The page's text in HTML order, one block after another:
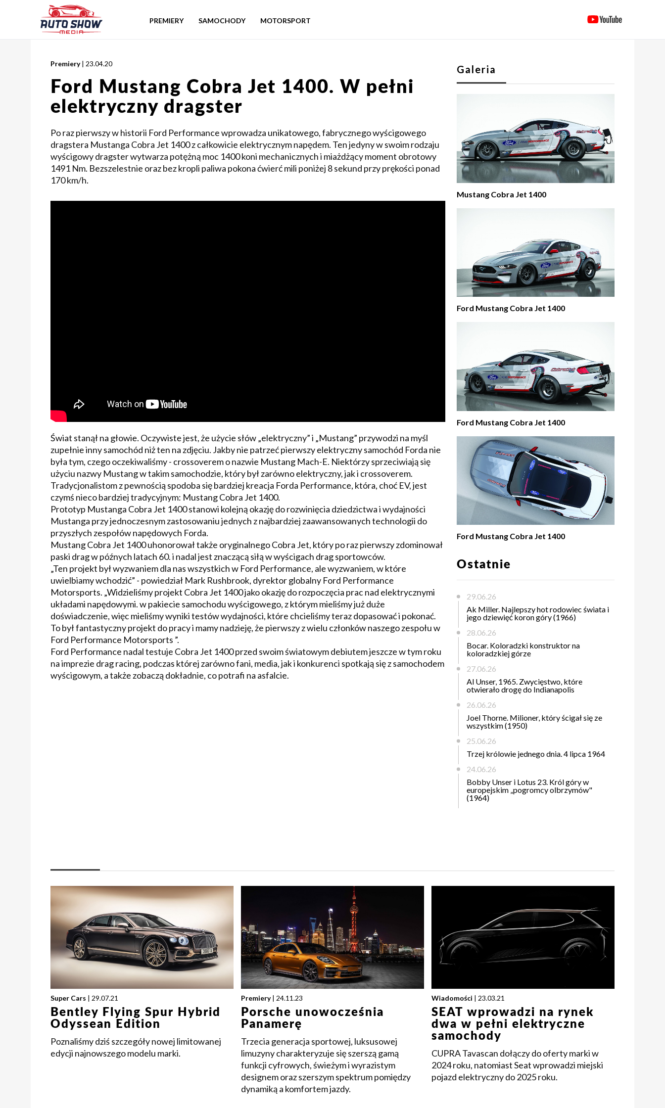
PREMIERY SAMOCHODY MOTORSPORT
Premiery | 23.04.20
Ford Mustang Cobra Jet 1400. W pełni
elektryczny dragster
Po raz pierwszy w historii Ford Performance wprowadza unikatowego, fabrycznego wyścigowego
dragstera Mustanga Cobra Jet 1400 z całkowicie elektrycznym napędem. Ten jedyny w swoim rodzaju
wyścigowy dragster wytwarza potężną moc 1400 koni mechanicznych i miażdżący moment obrotowy
1491 Nm. Bezszelestnie oraz bez kropli paliwa pokona ćwierć mili poniżej 8 sekund przy prękości ponad
170 km/h.
Świat stanął na głowie. Oczywiste jest, że użycie słów „elektryczny” i „Mustang” przywodzi na myśl
zupełnie inny samochód niż ten na zdjęciu. Jakby nie patrzeć pierwszy elektryczny samochód Forda nie
była tym, czego oczekiwaliśmy - crossoverem o nazwie Mustang Mach-E. Niektórzy sprzeciwiają się
użyciu nazwy Mustang w takim samochodzie, który był zarówno elektryczny, jak i crossoverem.
Tradycjonalistom z pewnością spodoba się bardziej kreacja Forda Performance, która, choć EV, jest
czymś nieco bardziej tradycyjnym: Mustang Cobra Jet 1400.
Prototyp Mustanga Cobra Jet 1400 stanowi kolejną okazję do rozwinięcia dziedzictwa i wydajności
Mustanga przy jednoczesnym zastosowaniu jednych z najbardziej zaawansowanych technologii do
przyszłych zespołów napędowych Forda.
Mustang Cobra Jet 1400 uhonorował także oryginalnego Cobra Jet, który po raz pierwszy zdominował
paski drag w późnych latach 60. i nadal jest znaczącą siłą w wyścigach drag sportowców.
„Ten projekt był wyzwaniem dla nas wszystkich w Ford Performance, ale wyzwaniem, w które
uwielbiamy wchodzić” - powiedział Mark Rushbrook, dyrektor globalny Ford Performance
Motorsports. „Widzieliśmy projekt Cobra Jet 1400 jako okazję do rozpoczęcia prac nad elektrycznymi
układami napędowymi. w pakiecie samochodu wyścigowego, z którym mieliśmy już duże
doświadczenie, więc mieliśmy wyniki testów wydajności, które chcieliśmy teraz dopasować i pokonać.
To był fantastyczny projekt do pracy i mamy nadzieję, że pierwszy z wielu członków naszego zespołu w
Ford Performance Motorsports ”.
Ford Performance nadal testuje Cobra Jet 1400 przed swoim światowym debiutem jeszcze w tym roku
na imprezie drag racing, podczas której zarówno fani, media, jak i konkurenci spotkają się z samochodem
wyścigowym, a także zobaczą dokładnie, co potrafi na asfalcie.
Galeria
Mustang Cobra Jet 1400
Ford Mustang Cobra Jet 1400
Ford Mustang Cobra Jet 1400
Ford Mustang Cobra Jet 1400
Ostatnie
29.06.26
Ak Miller. Najlepszy hot rodowiec świata i
jego dziewięć koron góry (1966)
28.06.26
Bocar. Koloradzki konstruktor na
koloradzkiej górze
27.06.26
Al Unser, 1965. Zwycięstwo, które
otwierało drogę do Indianapolis
26.06.26
Joel Thorne. Milioner, który ścigał się ze
wszystkim (1950)
25.06.26
Trzej królowie jednego dnia. 4 lipca 1964
24.06.26
Bobby Unser i Lotus 23. Król góry w
europejskim „pogromcy olbrzymów"
(1964)
Super Cars | 29.07.21
Bentley Flying Spur Hybrid
Odyssean Edition
Poznaliśmy dziś szczegóły nowej limitowanej
edycji najnowszego modelu marki.
Premiery | 24.11.23
Porsche unowocześnia
Panamerę
Trzecia generacja sportowej, luksusowej
limuzyny charakteryzuje się szerszą gamą
funkcji cyfrowych, świeżym i wyrazistym
designem oraz szerszym spektrum pomiędzy
dynamiką a komfortem jazdy.
Wiadomości | 23.03.21
SEAT wprowadzi na rynek
dwa w pełni elektryczne
samochody
CUPRA Tavascan dołączy do oferty marki w
2024 roku, natomiast Seat wprowadzi miejski
pojazd elektryczny do 2025 roku.